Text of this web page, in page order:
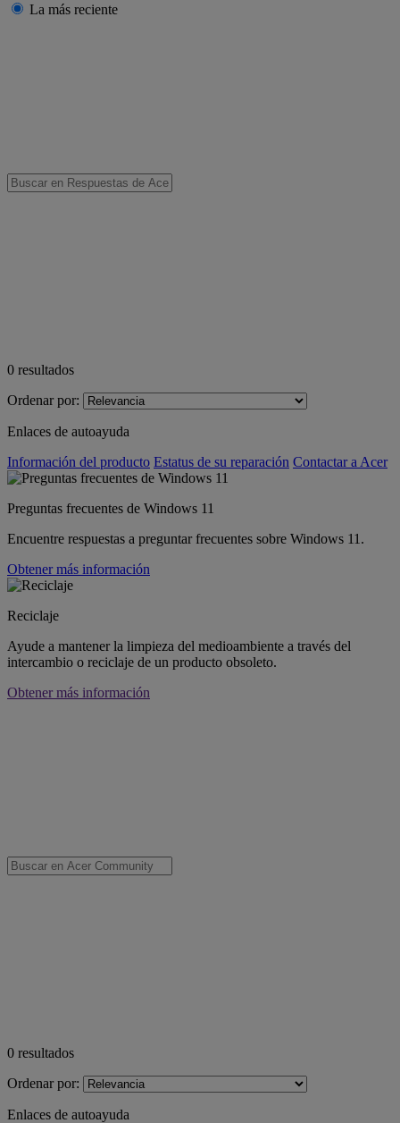
La más reciente
0 resultados
Ordenar por:
Enlaces de autoayuda
Información del producto Estatus de su reparación Contactar a Acer
Preguntas frecuentes de Windows 11
Encuentre respuestas a preguntar frecuentes sobre Windows 11.
Obtener más información
Reciclaje
Ayude a mantener la limpieza del medioambiente a través del
intercambio o reciclaje de un producto obsoleto.
Obtener más información
0 resultados
Ordenar por:
Enlaces de autoayuda